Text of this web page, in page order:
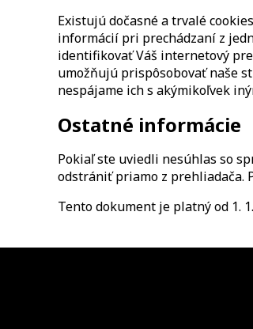
Existujú dočasné a trvalé
informácií pri prechádzaní z
identifikovať Váš internetový
umožňujú prispôsobovať naše
nespájame ich s akýmikoľvek
Ostatné informácie
Pokiaľ ste uviedli nesúhlas so
odstrániť priamo z prehliadača.
Tento dokument je platný od 1.